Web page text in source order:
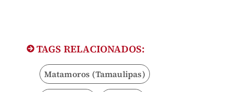
TAGS RELACIONADOS:
Matamoros (Tamaulipas)